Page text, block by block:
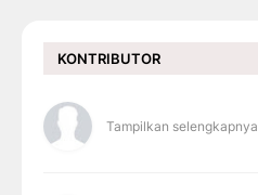
KONTRIBUTOR
Tampilkan selengkapnya